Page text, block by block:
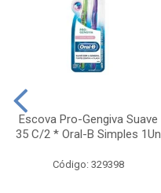
Escova Pro-Gengiva Suave
35 C/2 * Oral-B Simples 1Un
Código: 329398